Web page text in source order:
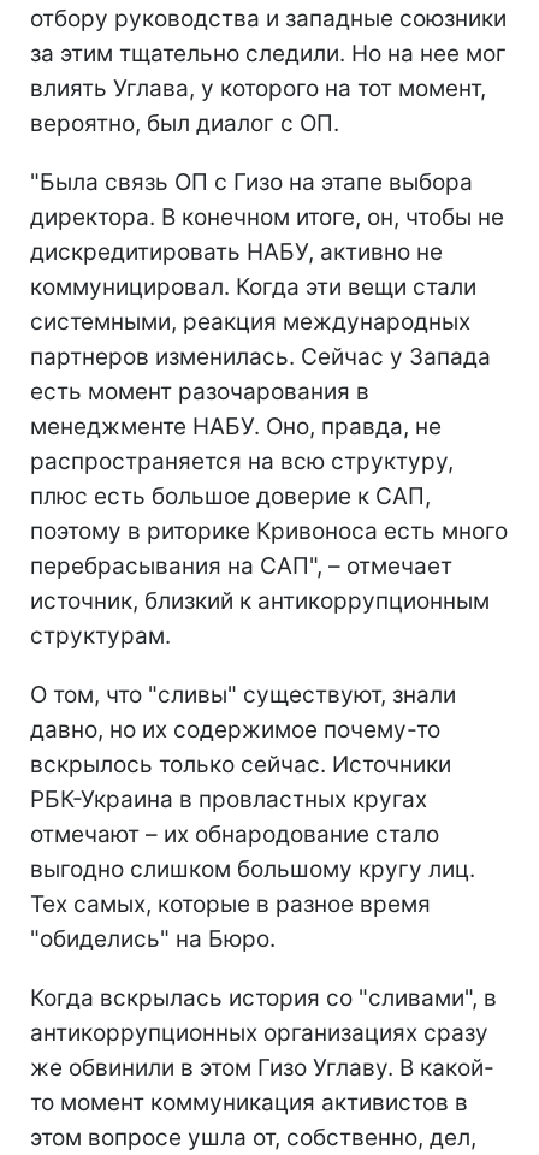
отбору руководства и западные союзники
за этим тщательно следили. Но на нее мог
влиять Углава, у которого на тот момент,
вероятно, был диалог с ОП.
"Была связь ОП с Гизо на этапе выбора
директора. В конечном итоге, он, чтобы не
дискредитировать НАБУ, активно не
коммуницировал. Когда эти вещи стали
системными, реакция международных
партнеров изменилась. Сейчас у Запада
есть момент разочарования в
менеджменте НАБУ. Оно, правда, не
распространяется на всю структуру,
плюс есть большое доверие к САП,
поэтому в риторике Кривоноса есть много
перебрасывания на САП", – отмечает
источник, близкий к антикоррупционным
структурам.
О том, что "сливы" существуют, знали
давно, но их содержимое почему-то
вскрылось только сейчас. Источники
РБК-Украина в провластных кругах
отмечают – их обнародование стало
выгодно слишком большому кругу лиц.
Тех самых, которые в разное время
"обиделись" на Бюро.
Когда вскрылась история со "сливами", в
антикоррупционных организациях сразу
же обвинили в этом Гизо Углаву. В какой-
то момент коммуникация активистов в
этом вопросе ушла от, собственно, дел,